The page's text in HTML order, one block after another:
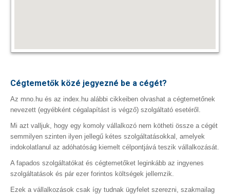
Cégtemetők közé jegyezné be a cégét?
Az mno.hu és az index.hu alábbi cikkeiben olvashat a cégtemetőnek
nevezett (egyébként cégalapítást is végző) szolgáltató esetéről.
Mi azt valljuk, hogy egy komoly vállalkozó nem kötheti össze a cégét
semmilyen szinten ilyen jellegű kétes szolgáltatásokkal, amelyek
indokolatlanul az adóhatóság kiemelt célpontjává teszik vállalkozását.
A fapados szolgáltatókat és cégtemetőket leginkább az ingyenes
szolgáltatások és pár ezer forintos költségek jellemzik.
Ezek a vállalkozások csak így tudnak ügyfelet szerezni, szakmailag